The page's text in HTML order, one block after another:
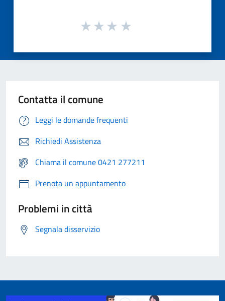
Contatta il comune
Leggi le domande frequenti
Richiedi Assistenza
Chiama il comune 0421 277211
Prenota un appuntamento
Problemi in città
Segnala disservizio